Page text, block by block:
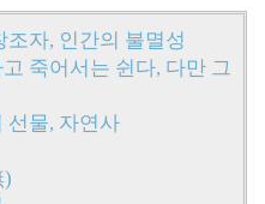
조자, 인간의 불멸성
죽어서는 쉰다, 다만 그
선물, 자연사
)